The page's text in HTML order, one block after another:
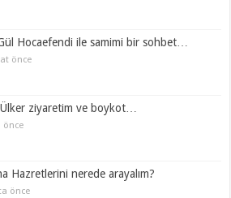
Hocaefendi ile samimi bir sohbet…
önce
ziyaretim ve boykot…
önce
Hazretlerini nerede arayalım?
önce